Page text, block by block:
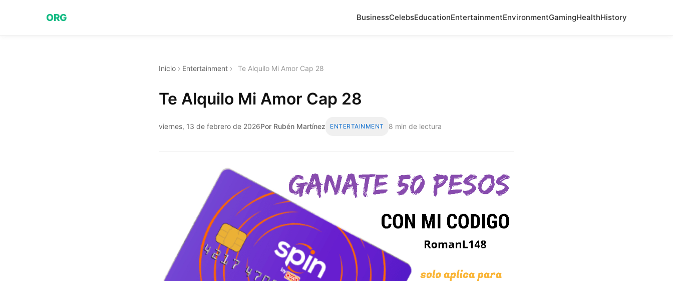
ORG BusinessCelebsEducationEntertainmentEnvironmentGamingHealthHistory
Inicio › Entertainment › Te Alquilo Mi Amor Cap 28
Te Alquilo Mi Amor Cap 28
viernes, 13 de febrero de 2026Por Rubén Martínez ENTERTAINMENT 8 min de lectura